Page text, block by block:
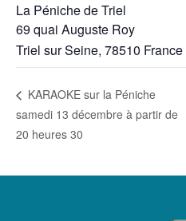
La Péniche de Triel
69 quai Auguste Roy
Triel sur Seine, 78510 France
KARAOKE sur la Péniche
samedi 13 décembre à partir de
20 heures 30